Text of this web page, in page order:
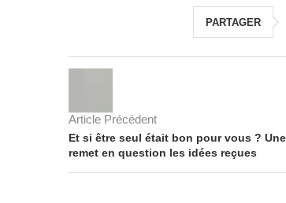
PARTAGER
Article Précédent
Et si être seul était bon pour vous ?
remet en question les idées reçues